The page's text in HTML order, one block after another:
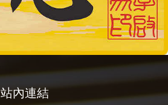
站內連結